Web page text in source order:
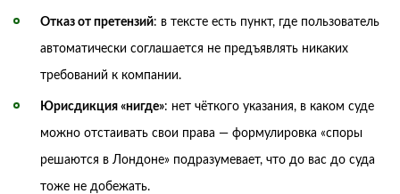
Отказ от претензий: в тексте есть пункт, где пользователь
автоматически соглашается не предъявлять никаких
требований к компании.
Юрисдикция «нигде»: нет чёткого указания, в каком суде
можно отстаивать свои права — формулировка «споры
решаются в Лондоне» подразумевает, что до вас до суда
тоже не добежать.